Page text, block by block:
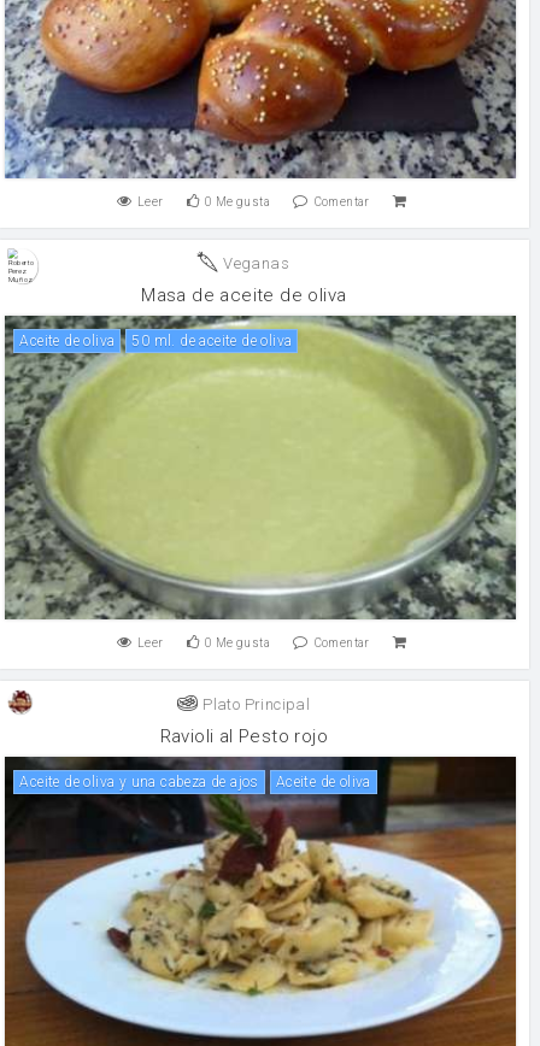
Leer 0 Me gusta Comentar
Veganas
Masa de aceite de oliva
aceite de oliva 50 ml. de aceite de oliva
Leer 0 Me gusta Comentar
Plato Principal
Ravioli al Pesto rojo
Aceite de oliva y una cabeza de ajos aceite de oliva